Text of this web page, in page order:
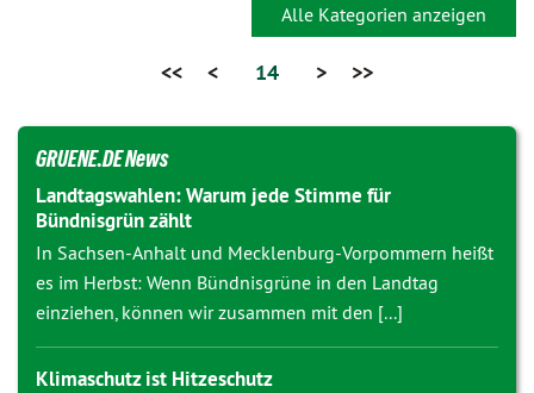
Alle Kategorien anzeigen
<< < 14 > >>
GRUENE.DE News
Landtagswahlen: Warum jede Stimme für
Bündnisgrün zählt
In Sachsen-Anhalt und Mecklenburg-Vorpommern heißt
es im Herbst: Wenn Bündnisgrüne in den Landtag
einziehen, können wir zusammen mit den [...]
Klimaschutz ist Hitzeschutz